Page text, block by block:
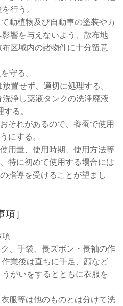
行う。
動植物及び自動車の塗装やカ
響を与えないよう、散布地
区域内の諸物件に十分留意
守る。
置せず、適切に処理する。
浄し薬液タンクの洗浄廃液
る。
それがあるので、養蚕で使用
にする。
用量、使用時期、使用方法等
特に初めて使用する場合には
指導を受けることが望まし
］
項
、手袋、長ズボン・長袖の作
業後は直ちに手足、顔など
がいをするとともに衣服を
服等は他のものとは分けて洗